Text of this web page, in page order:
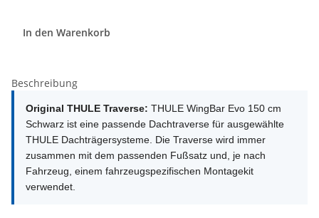
In den Warenkorb
Beschreibung
Original THULE Traverse: THULE WingBar Evo 150 cm
Schwarz ist eine passende Dachtraverse für ausgewählte
THULE Dachträgersysteme. Die Traverse wird immer
zusammen mit dem passenden Fußsatz und, je nach
Fahrzeug, einem fahrzeugspezifischen Montagekit
verwendet.